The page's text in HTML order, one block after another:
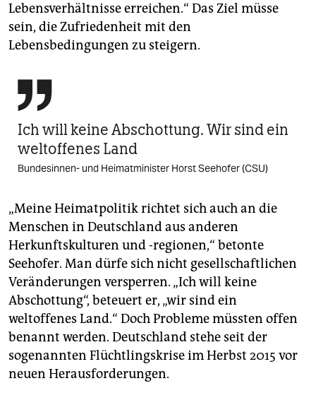
Lebensverhältnisse erreichen.“ Das Ziel müsse
sein, die Zufriedenheit mit den
Lebensbedingungen zu steigern.

Ich will keine Abschottung. Wir sind ein
weltoffenes Land
Bundesinnen- und Heimatminister Horst Seehofer (CSU)
„Meine Heimatpolitik richtet sich auch an die
Menschen in Deutschland aus anderen
Herkunftskulturen und -regionen,“ betonte
Seehofer. Man dürfe sich nicht gesellschaftlichen
Veränderungen versperren. „Ich will keine
Abschottung“, beteuert er, „wir sind ein
weltoffenes Land.“ Doch Probleme müssten offen
benannt werden. Deutschland stehe seit der
sogenannten Flüchtlingskrise im Herbst 2015 vor
neuen Herausforderungen.